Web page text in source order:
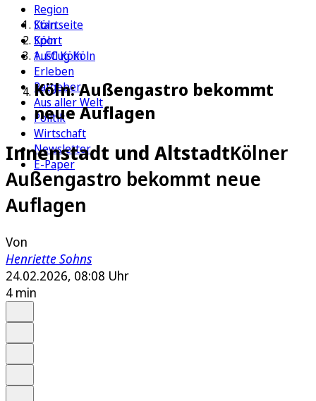
Region
Köln
Sport
1. FC Köln
Erleben
Ratgeber
Aus aller Welt
Politik
Wirtschaft
Newsletter
E-Paper
Startseite
Köln
Ausflug Köln
Köln: Außengastro bekommt
neue Auflagen
Innenstadt und AltstadtKölner
Außengastro bekommt neue
Auflagen
Von
Henriette Sohns
24.02.2026, 08:08 Uhr
4 min